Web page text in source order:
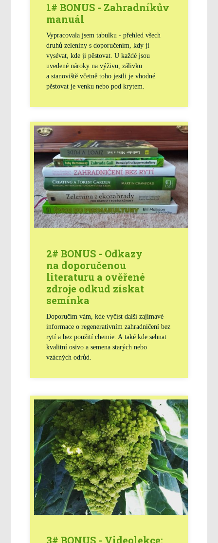
1# BONUS - Zahradníkův
manuál
Vypracovala jsem tabulku - přehled všech
druhů zeleniny s doporučením, kdy ji
vysévat, kde ji pěstovat. U každé jsou
uvedené nároky na výživu, zálivku
a stanoviště včetně toho jestli je vhodné
pěstovat je venku nebo pod krytem.
2# BONUS - Odkazy
na doporučenou
literaturu a ověřené
zdroje odkud získat
semínka
Doporučím vám, kde vyčíst další zajímavé
informace o regenerativním zahradničení bez
rytí a bez použití chemie. A také kde sehnat
kvalitní osivo a semena starých nebo
vzácných odrůd.
3# BONUS - Videolekce: